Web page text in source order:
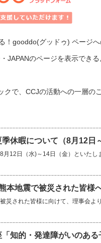
！gooddo(グッドゥ) ページ
JAPANのページを表示でき
クで、CCJの活動への一層の
休暇について（8月12日
月12日（水)～14日（金）といた
本地震で被災された皆様
災された皆様に向けて、理事会よ
知的・発達障がいのあ